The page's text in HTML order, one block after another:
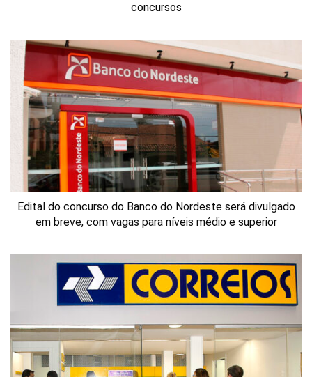
concursos
Edital do concurso do Banco do Nordeste será divulgado
em breve, com vagas para níveis médio e superior